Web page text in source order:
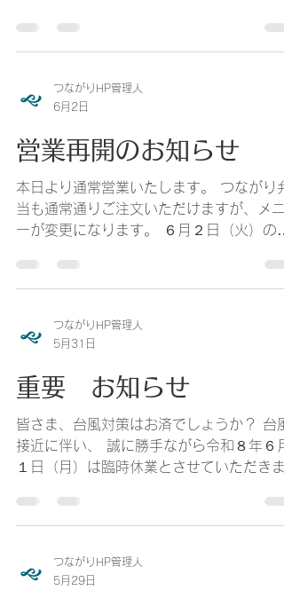
された後、配達を再開する予定でしたが、
だ解除の見通しがつかない状況でございま
止させていただく事にいたしました。 ご連
けする事をお詫び申し上げます。 明日から
は通常どおり営業をさせていただきます。
また、今後も急な災害（地震・津波・台風
等）が発生した場合には急な弁当のメニュ
変更や配達を一時休止または臨時休業をさ
卒ご理解のほどよろしくお願いいたします
つながりHP管理人
6月2日
営業再開のお知らせ
本日より通常営業いたします。 つながり弁
当も通常通りご注文いただけますが、メニ
ーが変更になります。 ６月２日（火）のメ
変更になります。 何か質問等御座いました
ら、お気軽にご連絡ください。 お問い合わ
つながりHP管理人
5月31日
重要 お知らせ
皆さま、台風対策はお済でしょうか？ 台風
接近に伴い、 誠に勝手ながら令和８年６月
１日（月）は臨時休業とさせていただきま
ているお客さまにはお弁当を届けられずご
惑をおかけする事をお詫び申し上げます。
つながりHP管理人
5月29日